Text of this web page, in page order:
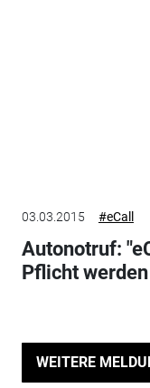
03.03.2015 #eCall
Autonotruf:
Pflicht werden
WEITERE